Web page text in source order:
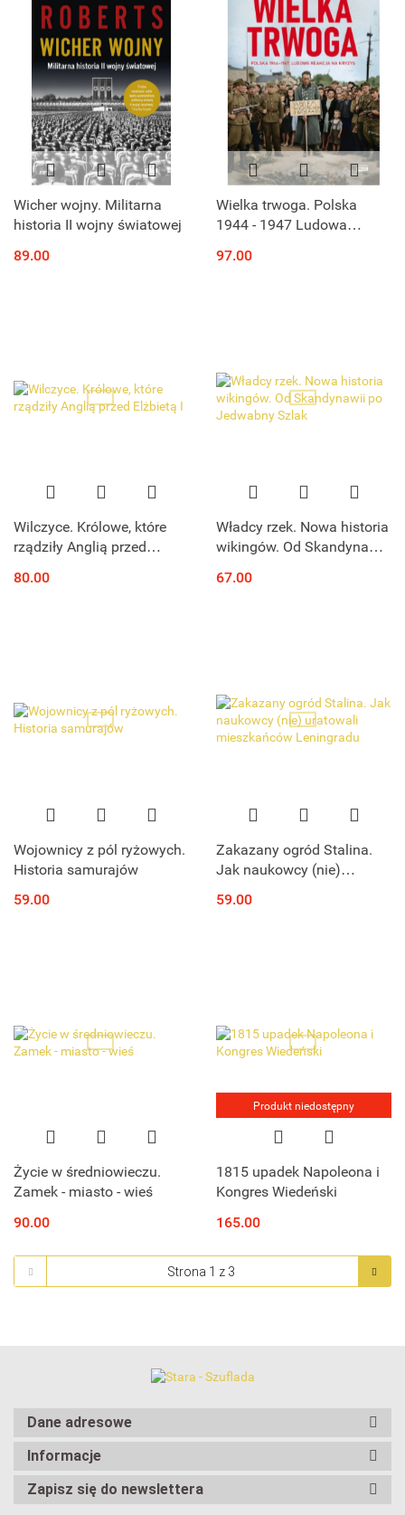
Wicher wojny. Militarna
historia II wojny światowej
89.00
Wielka trwoga. Polska
1944 - 1947 Ludowa
97.00
Wilczyce. Królowe, które
rządziły Anglią przed
80.00
Władcy rzek. Nowa historia
wikingów. Od Skandynawii
67.00
Wojownicy z pól ryżowych.
Historia samurajów
59.00
Zakazany ogród Stalina.
Jak naukowcy (nie)
Leningradu
59.00
Życie w średniowieczu.
Zamek - miasto - wieś
90.00
Produkt niedostępny
1815 upadek Napoleona i
Kongres Wiedeński
165.00
Dane adresowe
Informacje
Zapisz się do newslettera